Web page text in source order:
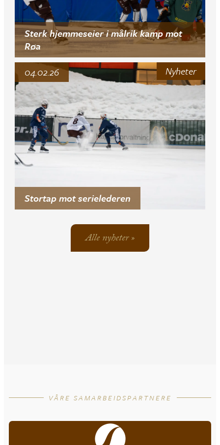
Sterk hjemmeseier i målrik kamp mot
Røa
Nyheter
Stortap mot serielederen
04.02.26
Alle nyheter »
VÅRE SAMARBEIDSPARTNERE